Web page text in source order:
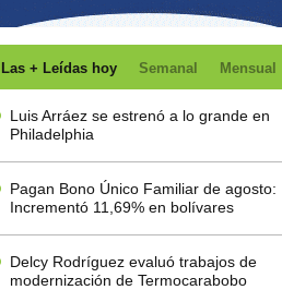
Las + Leídas hoy Semanal Mensual
Luis Arráez se estrenó a lo grande en
Philadelphia
Pagan Bono Único Familiar de agosto:
Incrementó 11,69% en bolívares
Delcy Rodríguez evaluó trabajos de
modernización de Termocarabobo